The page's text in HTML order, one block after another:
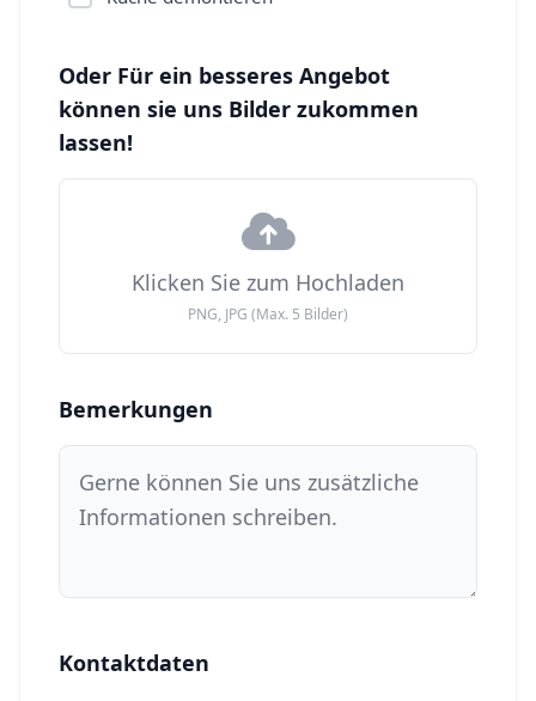
Oder Für ein besseres Angebot
können sie uns Bilder zukommen
lassen!
Klicken Sie zum Hochladen
PNG, JPG (Max. 5 Bilder)
Bemerkungen
Kontaktdaten